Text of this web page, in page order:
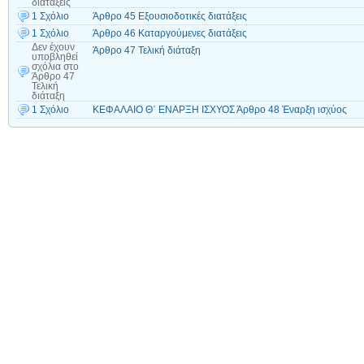
διατάξεις
1 Σχόλιο
Άρθρο 45 Εξουσιοδοτικές διατάξεις
1 Σχόλιο
Άρθρο 46 Καταργούμενες διατάξεις
Δεν έχουν
υποβληθεί
σχόλια στο
Άρθρο 47
Τελική
διάταξη
Άρθρο 47 Τελική διάταξη
1 Σχόλιο ΚΕΦΑΛΑΙΟ Θ΄ ΕΝΑΡΞΗ ΙΣΧΥΟΣ Άρθρο 48 Έναρξη ισχύος